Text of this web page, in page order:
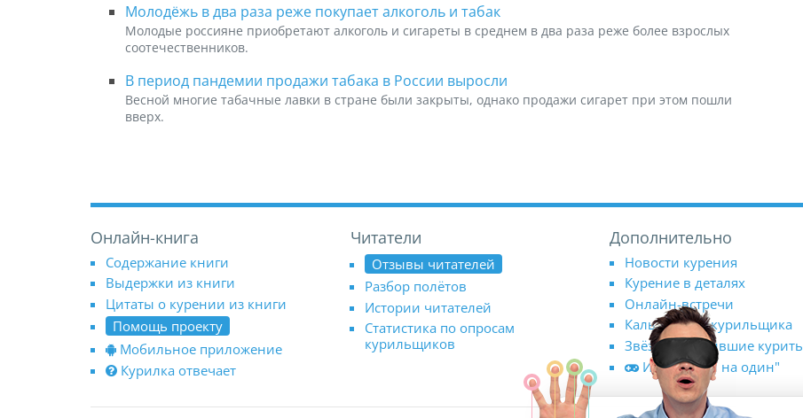
Молодёжь в два раза реже покупает алкоголь и табак
Молодые россияне приобретают алкоголь и сигареты в среднем в два раза реже более взрослых
соотечественников.
В период пандемии продажи табака в России выросли
Весной многие табачные лавки в стране были закрыты, однако продажи сигарет при этом пошли
вверх.
Онлайн-книга
Содержание книги
Выдержки из книги
Цитаты о курении из книги
Помощь проекту
Мобильное приложение
Курилка отвечает
Читатели
Отзывы читателей
Разбор полётов
Истории читателей
Статистика по опросам
курильщиков
Дополнительно
Новости курения
Курение в деталях
Онлайн-встречи
Калькулятор курильщика
Звёзды, бросившие курить
Игра "Один на один"